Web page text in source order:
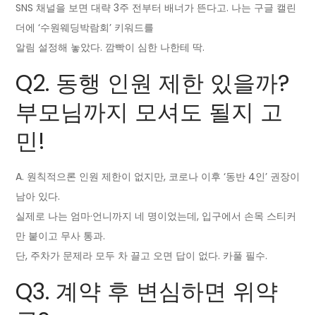
SNS 채널을 보면 대략 3주 전부터 배너가 뜬다고. 나는 구글 캘린
더에 ‘수원웨딩박람회’ 키워드를
알림 설정해 놓았다. 깜빡이 심한 나한테 딱.
Q2. 동행 인원 제한 있을까?
부모님까지 모셔도 될지 고
민!
A. 원칙적으론 인원 제한이 없지만, 코로나 이후 ‘동반 4인’ 권장이
남아 있다.
실제로 나는 엄마·언니까지 네 명이었는데, 입구에서 손목 스티커
만 붙이고 무사 통과.
단, 주차가 문제라 모두 차 끌고 오면 답이 없다. 카풀 필수.
Q3. 계약 후 변심하면 위약